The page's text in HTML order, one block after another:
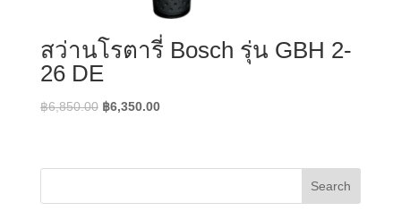
สว่านโรตารี่ Bosch รุ่น GBH 2-
26 DE
฿6,850.00 Original
฿6,850.00.
฿6,350.00Current
฿6,350.00.